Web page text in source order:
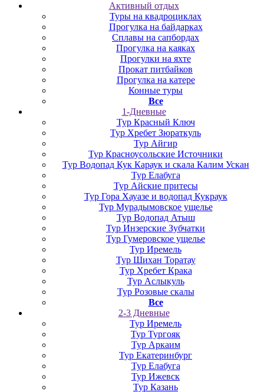
Активный отдых
Туры на квадроциклах
Прогулка на байдарках
Сплавы на сапбордах
Прогулка на каяках
Прогулки на яхте
Прокат питбайков
Прогулка на катере
Конные туры
Все
1-Дневные
Тур Красный Ключ
Тур Хребет Зюраткуль
Тур Айгир
Тур Красноусольские Источники
Тур Водопад Кук Караук и скала Калим Ускан
Тур Елабуга
Тур Айские притесы
Тур Гора Хауазе и водопад Кукраук
Тур Мурадымовское ущелье
Тур Водопад Атыш
Тур Инзерские Зубчатки
Тур Гумеровское ущелье
Тур Иремель
Тур Шихан Торатау
Тур Хребет Крака
Тур Аслыкуль
Тур Розовые скалы
Все
2-3 Дневные
Тур Иремель
Тур Тургояк
Тур Аркаим
Тур Екатеринбург
Тур Елабуга
Тур Ижевск
Тур Казань